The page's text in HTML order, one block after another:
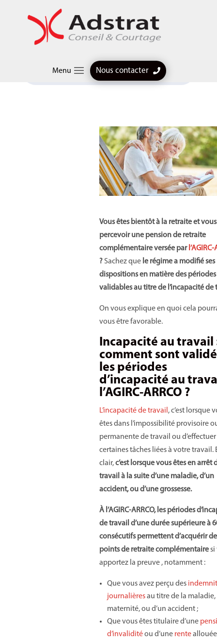
Menu Nous contacter
Articles professionnels
Agirc-Arrco : du nouveau sur les périodes validables au
titre de l’incapacité de travail.
Vous êtes bientôt à la retraite et
percevoir une pension de retraite
complémentaire versée parl’AGIRC-
?Sachez que le régime a modifié ses
dispositions en matière des périodes
validables au titre de l’incapacité de
On vous explique en quoi cela
vous être favorable.
Incapacité au travail
comment sont
les périodes
d’incapacité au
l’AGIRC-ARRCO ?
L’incapacité de travail, c’est lorsque
êtes dans l’impossibilité provisoire
permanente de travail ou d’effectuer
certaines tâches liées à votre travail.
clair,c’est lorsque vous êtes en arrêt
travail à la suite d’une maladie, d’un
accident, ou d’une grossesse.
À l’AGIRC-ARRCO, les périodes
de travail d’une durée supérieure à
consécutifs permettent d’acquérir
points de retraite complémentairesi
apportez la preuve , notamment :
Que vous avez perçu des
journalièresau titre de la maladie,
maternité, ou d’un accident ;
Que vous êtes titulaire d’une
d’invaliditéou d’une rente